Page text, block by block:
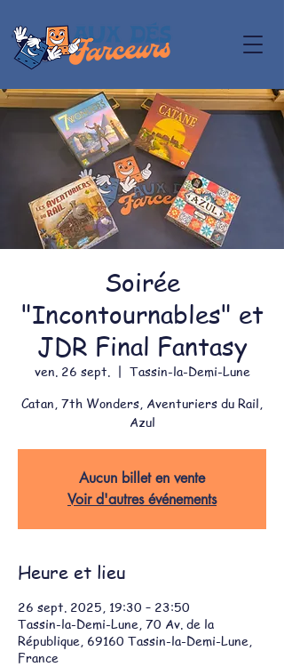
Soirée
"Incontournables" et
JDR Final Fantasy
ven. 26 sept.
  |
Tassin-la-Demi-Lune
Catan, 7th Wonders, Aventuriers du Rail,
Azul
Aucun billet en vente
Voir d'autres événements
Heure et lieu
26 sept. 2025, 19:30 – 23:50
Tassin-la-Demi-Lune, 70 Av. de la
République, 69160 Tassin-la-Demi-Lune,
France